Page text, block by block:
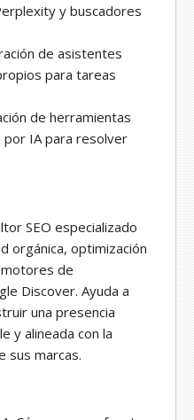
y buscadores
de asistentes
para tareas
de herramientas
por IA para resolver
SEO especializado
orgánica, optimización
de
Discover. Ayuda a
una presencia
y alineada con la
sus marcas.